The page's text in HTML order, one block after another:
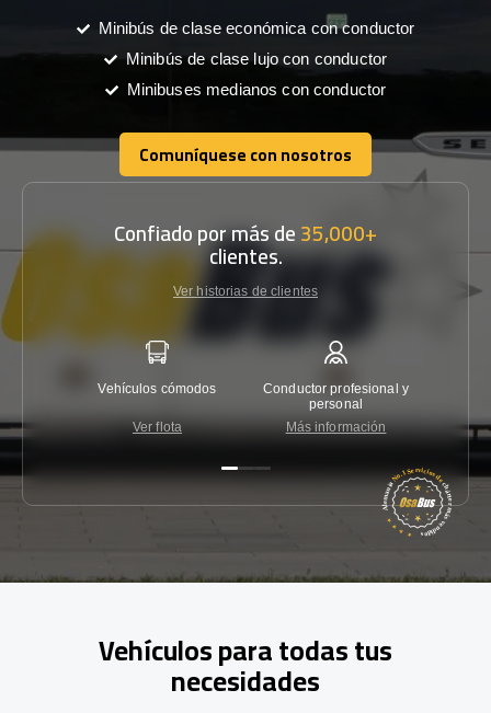
Minibús de clase económica con conductor
Minibús de clase lujo con conductor
Minibuses medianos con conductor
Comuníquese con nosotros
Comuníquese con nosotros
Confiado por más de35,000+
clientes.
Ver historias de clientes
Vehículos cómodos
Ver flota
Conductor profesional y
personal
Más información
Vehículos para todas tus
necesidades